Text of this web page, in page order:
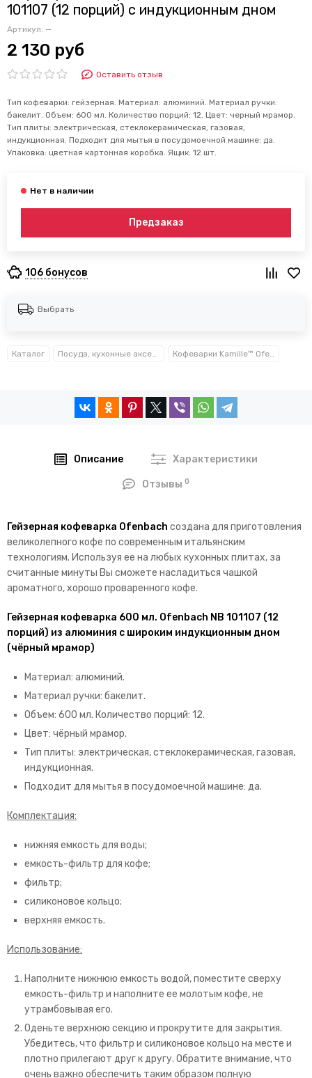
101107 (12 порций) с индукционным дном
Артикул: —
2 130 руб
Оставить отзыв
Тип кофеварки: гейзерная. Материал: алюминий. Материал ручки:
бакелит. Объем: 600 мл. Количество порций: 12. Цвет: черный мрамор.
Тип плиты: электрическая, стеклокерамическая, газовая,
индукционная. Подходит для мытья в посудомоечной машине: да.
Упаковка: цветная картонная коробка. Ящик: 12 шт.
Предзаказ
106 бонусов
Выбрать
Каталог Посуда, кухонные аксессуары и принадлежности TM Kamille TM Ofenbach Кофеварки Kamille™ Ofenbach™
Описание Характеристики
Отзывы0
Гейзерная кофеварка Ofenbach создана для приготовления
великолепного кофе по современным итальянским
технологиям. Используя ее на любых кухонных плитах, за
считанные минуты Вы сможете насладиться чашкой
ароматного, хорошо проваренного кофе.
Гейзерная кофеварка 600 мл. Ofenbach NB 101107 (12
порций) из алюминия с широким индукционным дном
(чёрный мрамор)
Материал: алюминий.
Материал ручки: бакелит.
Объем: 600 мл. Количество порций: 12.
Цвет: чёрный мрамор.
Тип плиты: электрическая, стеклокерамическая, газовая,
индукционная.
Подходит для мытья в посудомоечной машине: да.
Комплектация:
нижняя емкость для воды;
емкость-фильтр для кофе;
фильтр;
силиконовое кольцо;
верхняя емкость.
Использование:
Наполните нижнюю емкость водой, поместите сверху
емкость-фильтр и наполните ее молотым кофе, не
утрамбовывая его.
Оденьте верхнюю секцию и прокрутите для закрытия.
Убедитесь, что фильтр и силиконовое кольцо на месте и
плотно прилегают друг к другу. Обратите внимание, что
очень важно обеспечить таким образом полную